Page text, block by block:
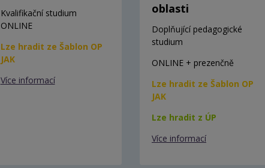
Kvalifikační studium
ONLINE
Lze hradit ze Šablon OP
JAK
Více informací
oblasti
Doplňující pedagogické
studium
ONLINE + prezenčně
Lze hradit ze Šablon OP
JAK
Lze hradit z ÚP
Více informací